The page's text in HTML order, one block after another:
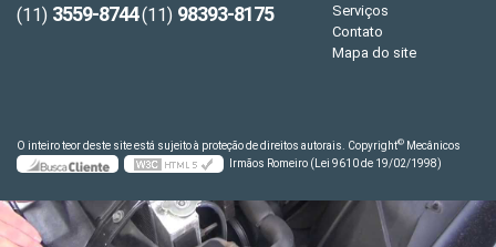
(11) 3559-8744(11) 98393-8175
Serviços
Contato
Mapa do site
O inteiro teor deste site está sujeito à proteção de direitos autorais. Copyright© Mecânicos
Irmãos Romeiro (Lei 9610 de 19/02/1998)